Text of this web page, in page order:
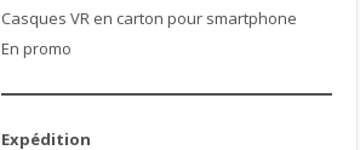
Casques VR en carton pour smartphone
En promo
Expédition